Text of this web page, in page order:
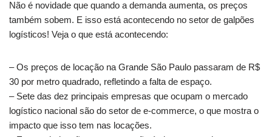
Não é novidade que quando a demanda aumenta, os preços
também sobem. E isso está acontecendo no setor de galpões
logísticos! Veja o que está acontecendo:
– Os preços de locação na Grande São Paulo passaram de R$
30 por metro quadrado, refletindo a falta de espaço.
– Sete das dez principais empresas que ocupam o mercado
logístico nacional são do setor de e-commerce, o que mostra o
impacto que isso tem nas locações.